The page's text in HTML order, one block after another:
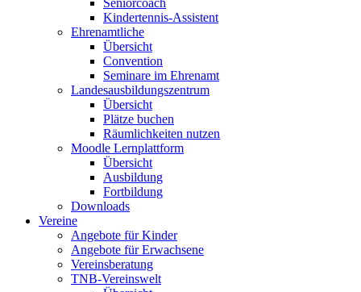
Seniorcoach
Kindertennis-Assistent
Ehrenamtliche
Übersicht
Convention
Seminare im Ehrenamt
Landesausbildungszentrum
Übersicht
Plätze buchen
Räumlichkeiten nutzen
Moodle Lernplattform
Übersicht
Ausbildung
Fortbildung
Downloads
Vereine
Angebote für Kinder
Angebote für Erwachsene
Vereinsberatung
TNB-Vereinswelt